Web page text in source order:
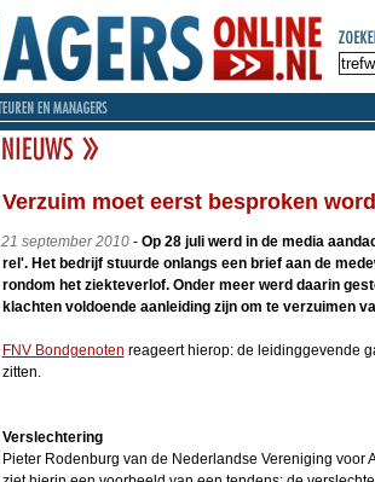
Verzuim moet eerst besproken
21 september 2010- Op 28 juli werd in de media
rel'. Het bedrijf stuurde onlangs een brief aan de
rondom het ziekteverlof. Onder meer werd daarin
klachten voldoende aanleiding zijn om te verzuimen
FNV Bondgenoten reageert hierop: de leidinggevende
zitten.
Verslechtering
Pieter Rodenburg van de Nederlandse Vereniging voor